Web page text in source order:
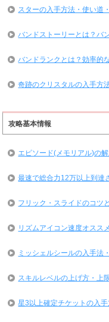
スターの入手方法・使い道
バンドストーリーとは？バ
バンドランクとは？効率的
奇跡のクリスタルの入手方
攻略基本情報
エピソード(メモリアル)の
最速で総合力12万以上到達
フリック・スライドのコツ
リズムアイコン速度オスス
ミッシェルシールの入手法
スキルレベルの上げ方・上
星3以上確定チケットの入